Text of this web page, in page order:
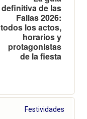
definitiva de las
Fallas 2026:
todos los actos,
horarios y
protagonistas
de la fiesta
Festividades